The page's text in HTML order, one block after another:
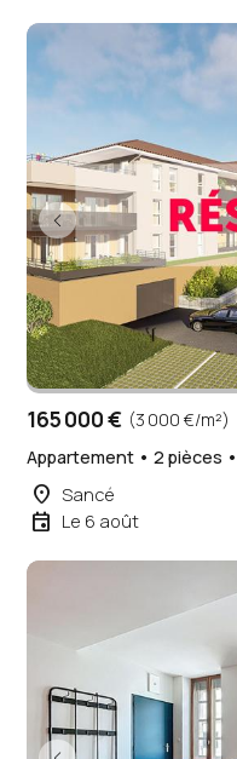
165 000 € (3 000 €/m²)
Appartement • 2 pièces •
place Sancé
event Le 6 août